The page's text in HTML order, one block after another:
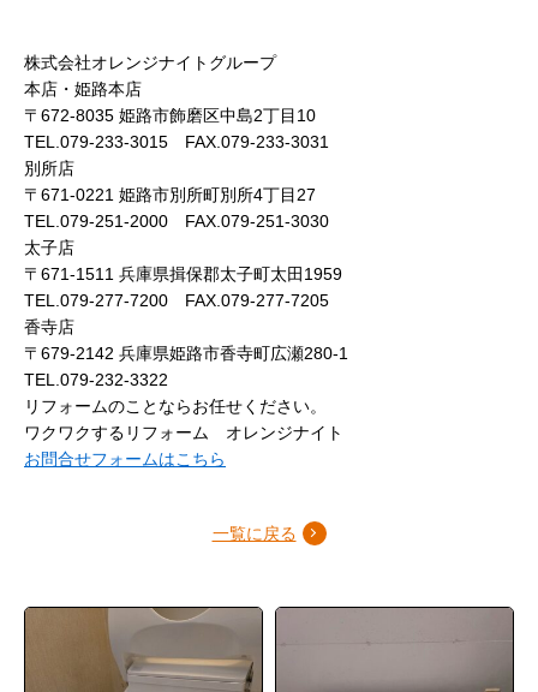
株式会社オレンジナイトグループ
本店・姫路本店
〒672-8035 姫路市飾磨区中島2丁目10
TEL.079-233-3015 FAX.079-233-3031
別所店
〒671-0221 姫路市別所町別所4丁目27
TEL.079-251-2000 FAX.079-251-3030
太子店
〒671-1511 兵庫県揖保郡太子町太田1959
TEL.079-277-7200 FAX.079-277-7205
香寺店
〒679-2142 兵庫県姫路市香寺町広瀬280-1
TEL.079-232-3322
リフォームのことならお任せください。
ワクワクするリフォーム オレンジナイト
お問合せフォームはこちら
一覧に戻る